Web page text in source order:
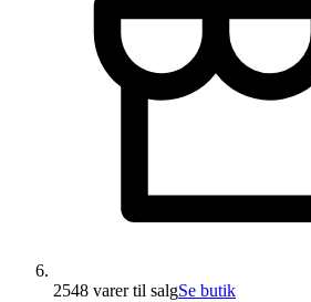
2548 varertil salgSe butik